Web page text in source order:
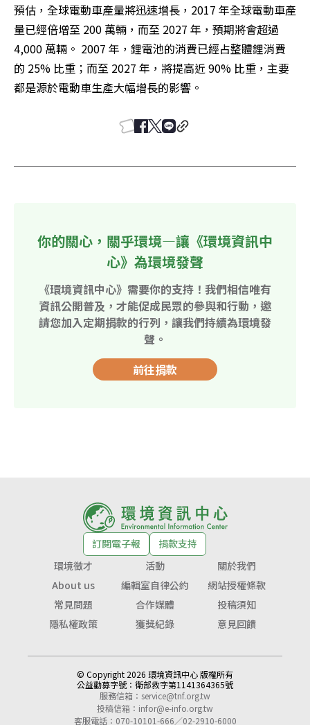
預估，全球電動車產量將迅速增長，2017 年全球電動車產
量已經倍增至 200 萬輛，而至 2027 年，預期將會超過
4,000 萬輛。 2007 年，鋰電池的消費已經占整體鋰消費
的 25% 比重；而至 2027 年，將提高近 90% 比重，主要
都是源於電動車生產大幅增長的影響。
你的關心，關乎環境—讓《環境資訊中
心》為環境發聲
《環境資訊中心》需要你的支持！我們相信唯有
資訊公開普及，才能促成民眾的參與和行動，邀
請您加入定期捐款的行列，讓我們持續為環境發
聲。
前往捐款
訂閱電子報
捐款支持
環境徵才
活動
關於我們
About us
編輯室自律公約
網站授權條款
常見問題
合作媒體
投稿須知
隱私權政策
獲獎紀錄 意見回饋
© Copyright 2026 環境資訊中心 版權所有
公益勸募字號： 衛部救字第1141364365號
服務信箱： service@tnf.org.tw
投稿信箱： infor@e-info.org.tw
客服電話：070-10101-666／02-2910-6000